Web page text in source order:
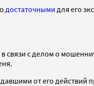
достаточными для его
связи с делом о
от его действий